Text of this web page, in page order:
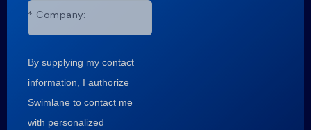
* Company:
By supplying my contact
information, I authorize
Swimlane to contact me
with personalized